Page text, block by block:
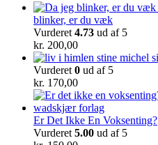
blinker, er du væk
Vurderet 4.73 ud af 5
kr. 200,00
Vurderet 0 ud af 5
kr. 170,00
Er Det Ikke En Voksenting?
Vurderet 5.00 ud af 5